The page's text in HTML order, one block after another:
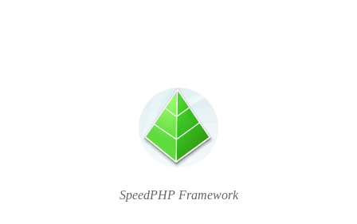
SpeedPHP Framework